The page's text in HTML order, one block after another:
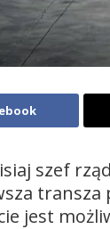
szef
transza
jest